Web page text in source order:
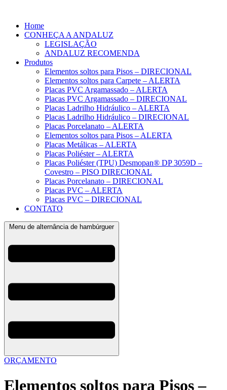
Home
CONHEÇA A ANDALUZ
LEGISLAÇÃO
ANDALUZ RECOMENDA
Produtos
Elementos soltos para Pisos – DIRECIONAL
Elementos soltos para Carpete – ALERTA
Placas PVC Argamassado – ALERTA
Placas PVC Argamassado – DIRECIONAL
Placas Ladrilho Hidráulico – ALERTA
Placas Ladrilho Hidráulico – DIRECIONAL
Placas Porcelanato – ALERTA
Elementos soltos para Pisos – ALERTA
Placas Metálicas – ALERTA
Placas Poliéster – ALERTA
Placas Poliéster (TPU) Desmopan® DP 3059D –
Covestro – PISO DIRECIONAL
Placas Porcelanato – DIRECIONAL
Placas PVC – ALERTA
Placas PVC – DIRECIONAL
CONTATO
Menu de alternância de hambúrguer
ORÇAMENTO
Elementos soltos para Pisos –